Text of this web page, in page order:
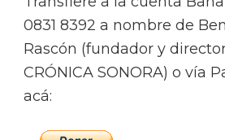
0831 8392 a nombre de
Rascón (fundador y
CRÓNICA SONORA) o vía
acá: